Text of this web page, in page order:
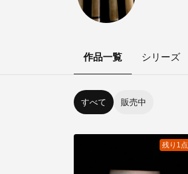
作品一覧 シリーズ
すべて 販売中
残り1点